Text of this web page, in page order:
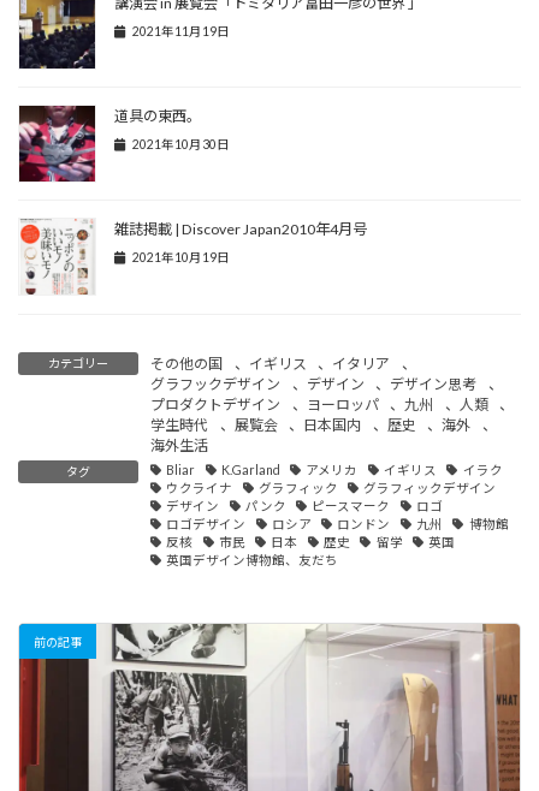
2021年11月19日
道具の東西。
2021年10月30日
雑誌掲載 | Discover Japan2010年4月号
2021年10月19日
カテゴリー その他の国 、 イギリス 、 イタリア
、
グラフックデザイン
、 デザイン 、 デザイン思考
、
プロダクトデザイン
、 ヨーロッパ 、九州 、 人類
、
学生時代
、 展覧会 、 日本国内 、 歴史 、海外
、
海外生活
タグ Bliar K.Garland アメリカ イギリス
イラク
ウクライナ
グラフィック
グラフィックデザイン
デザイン
パンク ピースマーク
ロゴ
ロゴデザイン
ロシア ロンドン 九州
博物館
反核
市民 日本 歴史 留学
英国
英国デザイン博物館、友だち
前の記事